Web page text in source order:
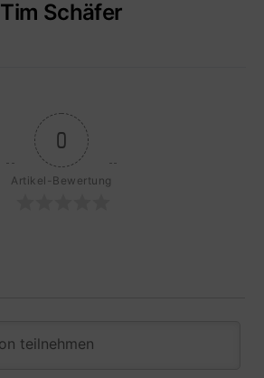
Tim Schäfer
0
Artikel-Bewertung